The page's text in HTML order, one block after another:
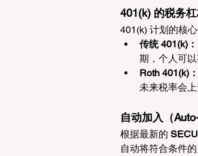
401(k) 的税务
401(k) 计划的核
传统 401(k)：
期，个人可
Roth 401(k)：
未来税率会
自动加入（
根据最新的
自动将符合条件